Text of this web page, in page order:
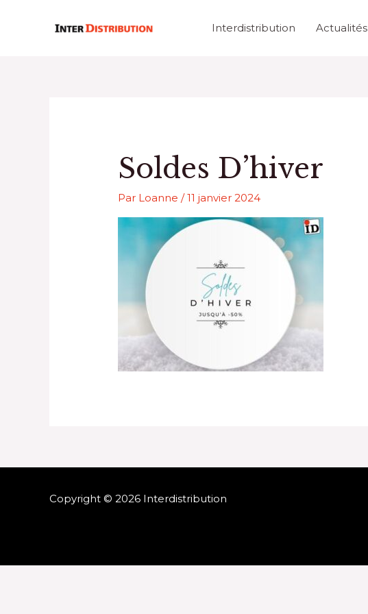
Interdistribution Actualités
Soldes D’hiver
Par Loanne/11 janvier 2024
Copyright © 2026 Interdistribution